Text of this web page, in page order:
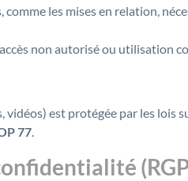
les mises en relation,
non autorisé ou utilisation
vidéos) est protégée par les
77.